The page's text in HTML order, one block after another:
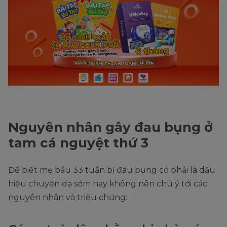
Nguyên nhân gây đau bụng ở
tam cá nguyệt thứ 3
Để biết mẹ bầu 33 tuần bị đau bụng có phải là dấu
hiệu chuyển dạ sớm hay không nên chú ý tới các
nguyên nhân và triệu chứng: